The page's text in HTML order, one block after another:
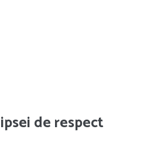
de respect